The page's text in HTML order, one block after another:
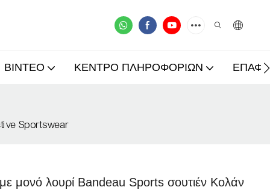
ΒΊΝΤΕΟ ΚΈΝΤΡΟ ΠΛΗΡΟΦΟΡΙΏΝ ΕΠΑΦΉ
Sportswear
μονό λουρί Bandeau Sports σουτιέν Κολάν